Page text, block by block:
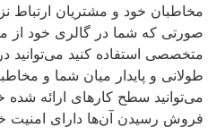
مخاطبان خود و مشتریان ارتباط
صورتی که شما در گالری خود از
متخصصی استفاده کنید می‌توانید
طولانی و پایدار میان شما و
می‌توانید سطح کارهای ارائه شده
فروش رسیدن آن‌ها دارای امنیت